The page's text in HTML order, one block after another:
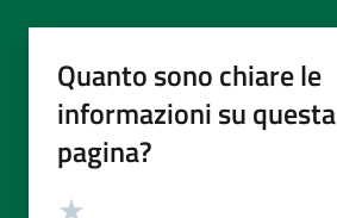
Quanto sono chiare le
informazioni su questa
pagina?
Valutazione